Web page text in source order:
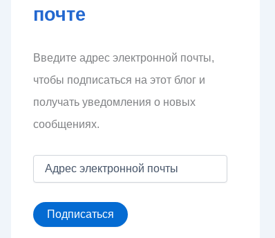
почте
Введите адрес электронной почты,
чтобы подписаться на этот блог и
получать уведомления о новых
сообщениях.
е
с
Подписаться